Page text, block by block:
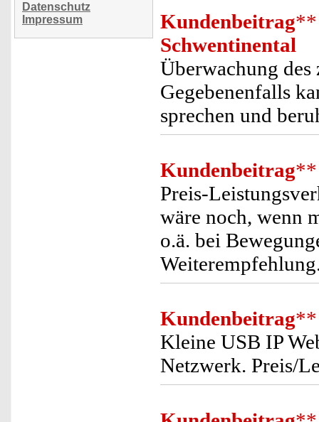
Datenschutz
Impressum
Kundenbeitrag**
Schwentinental
Überwachung des
Gegebenenfalls
sprechen und
Kundenbeitrag**
Preis-
wäre noch, wenn
o.ä. bei
Kundenbeitrag**
Kleine USB IP
Netzwerk. Preis/